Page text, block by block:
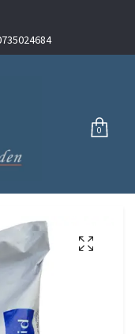
0